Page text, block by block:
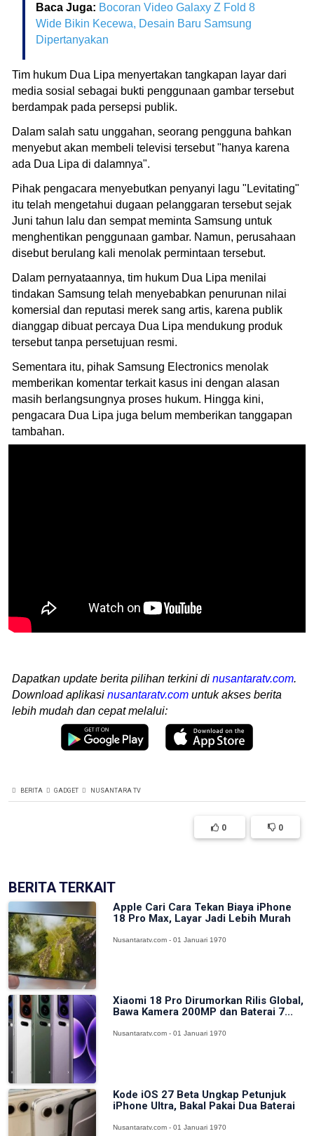
Baca Juga: Bocoran Video Galaxy Z Fold 8
Wide Bikin Kecewa, Desain Baru Samsung
Dipertanyakan
Tim hukum Dua Lipa menyertakan tangkapan layar dari
media sosial sebagai bukti penggunaan gambar tersebut
berdampak pada persepsi publik.
Dalam salah satu unggahan, seorang pengguna bahkan
menyebut akan membeli televisi tersebut "hanya karena
ada Dua Lipa di dalamnya".
Pihak pengacara menyebutkan penyanyi lagu "Levitating"
itu telah mengetahui dugaan pelanggaran tersebut sejak
Juni tahun lalu dan sempat meminta Samsung untuk
menghentikan penggunaan gambar. Namun, perusahaan
disebut berulang kali menolak permintaan tersebut.
Dalam pernyataannya, tim hukum Dua Lipa menilai
tindakan Samsung telah menyebabkan penurunan nilai
komersial dan reputasi merek sang artis, karena publik
dianggap dibuat percaya Dua Lipa mendukung produk
tersebut tanpa persetujuan resmi.
Sementara itu, pihak Samsung Electronics menolak
memberikan komentar terkait kasus ini dengan alasan
masih berlangsungnya proses hukum. Hingga kini,
pengacara Dua Lipa juga belum memberikan tanggapan
tambahan.
Dapatkan update berita pilihan terkini di nusantaratv.com.
Download aplikasi nusantaratv.com untuk akses berita
lebih mudah dan cepat melalui:
BERITA GADGET NUSANTARA TV
0 0
BERITA TERKAIT
Apple Cari Cara Tekan Biaya iPhone
18 Pro Max, Layar Jadi Lebih Murah
Nusantaratv.com - 01 Januari 1970
Xiaomi 18 Pro Dirumorkan Rilis Global,
Bawa Kamera 200MP dan Baterai 7...
Nusantaratv.com - 01 Januari 1970
Kode iOS 27 Beta Ungkap Petunjuk
iPhone Ultra, Bakal Pakai Dua Baterai
Nusantaratv.com - 01 Januari 1970